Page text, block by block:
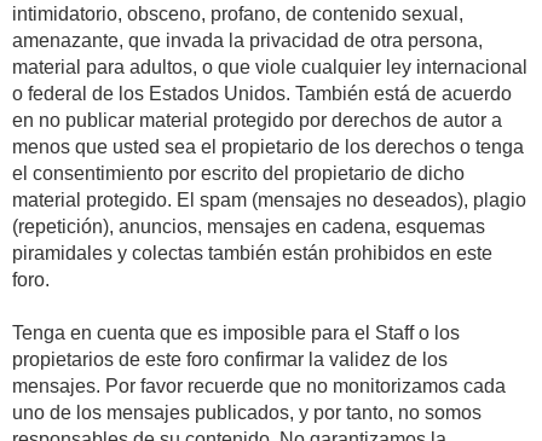
intimidatorio, obsceno, profano, de contenido sexual,
amenazante, que invada la privacidad de otra persona,
material para adultos, o que viole cualquier ley internacional
o federal de los Estados Unidos. También está de acuerdo
en no publicar material protegido por derechos de autor a
menos que usted sea el propietario de los derechos o tenga
el consentimiento por escrito del propietario de dicho
material protegido. El spam (mensajes no deseados), plagio
(repetición), anuncios, mensajes en cadena, esquemas
piramidales y colectas también están prohibidos en este
foro.
Tenga en cuenta que es imposible para el Staff o los
propietarios de este foro confirmar la validez de los
mensajes. Por favor recuerde que no monitorizamos cada
uno de los mensajes publicados, y por tanto, no somos